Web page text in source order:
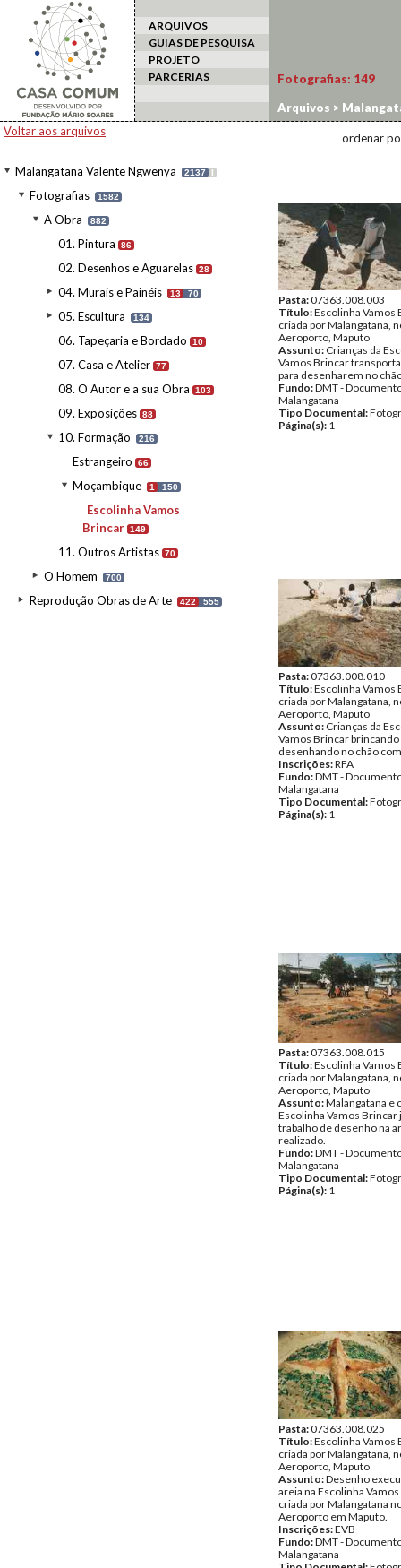
ARQUIVOS
GUIAS DE PESQUISA
PROJETO
PARCERIAS
Voltar aos arquivos
Malangatana Valente Ngwenya 2137 I
Fotografias 1582
A Obra 882
01. Pintura 86
02. Desenhos e Aguarelas 28
04. Murais e Painéis 13 70
05. Escultura 134
06. Tapeçaria e Bordado 10
07. Casa e Atelier 77
08. O Autor e a sua Obra 103
09. Exposições 88
10. Formação 216
Estrangeiro 66
Moçambique 1 150
Escolinha Vamos
Brincar 149
11. Outros Artistas 70
O Homem 700
Reprodução Obras de Arte 422 555
Fotografias: 149
Arquivos >
Escolinha Vamos
ordenar
Pasta:07363.008.003
Título:Escolinha Vamos
criada por Malangatana,
Aeroporto, Maputo
Assunto: Crianças da
Vamos Brincar
para desenharem no
Fundo:DMT -
Malangatana
Tipo Documental:
Página(s): 1
Pasta:07363.008.010
Título:Escolinha Vamos
criada por Malangatana,
Aeroporto, Maputo
Assunto: Crianças da
Vamos Brincar brincando
desenhando no chão
Inscrições:RFA
Fundo:DMT -
Malangatana
Tipo Documental:
Página(s): 1
Pasta:07363.008.015
Título:Escolinha Vamos
criada por Malangatana,
Aeroporto, Maputo
Assunto:Malangatana e
Escolinha Vamos Brincar
trabalho de desenho na
realizado.
Fundo:DMT -
Malangatana
Tipo Documental:
Página(s): 1
Pasta:07363.008.025
Título:Escolinha Vamos
criada por Malangatana,
Aeroporto, Maputo
Assunto:Desenho
areia na Escolinha
criada por Malangatana
Aeroporto em Maputo.
Inscrições:EVB
Fundo:DMT -
Malangatana